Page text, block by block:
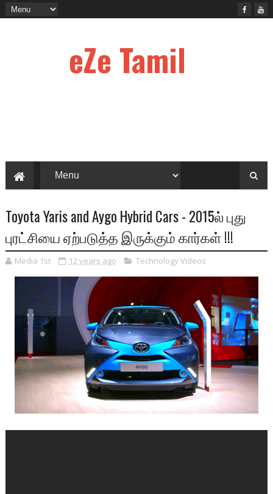
eZe Tamil
Toyota Yaris and Aygo Hybrid Cars - 2015ல் புது
புரட்சியை ஏற்படுத்த இருக்கும் கார்கள் !!!
Media 1st 12 years ago Technology Videos